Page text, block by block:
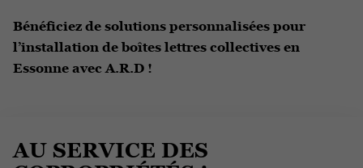
Bénéficiez de solutions personnalisées pour
l’installation de boîtes lettres collectives en
Essonne avec A.R.D !
AU SERVICE DES